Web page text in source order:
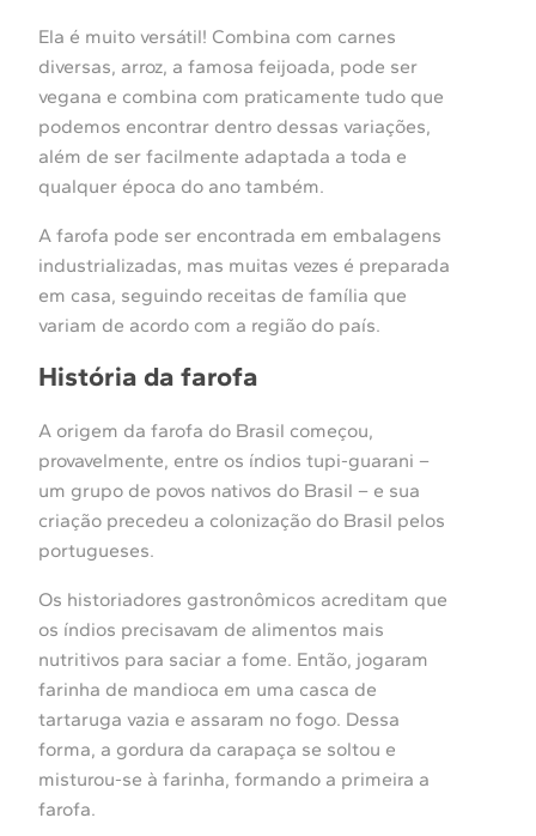
Ela é muito versátil! Combina com carnes
diversas, arroz, a famosa feijoada, pode ser
vegana e combina com praticamente tudo que
podemos encontrar dentro dessas variações,
além de ser facilmente adaptada a toda e
qualquer época do ano também.
A farofa pode ser encontrada em embalagens
industrializadas, mas muitas vezes é preparada
em casa, seguindo receitas de família que
variam de acordo com a região do país.
História da farofa
A origem da farofa do Brasil começou,
provavelmente, entre os índios tupi-guarani –
um grupo de povos nativos do Brasil – e sua
criação precedeu a colonização do Brasil pelos
portugueses.
Os historiadores gastronômicos acreditam que
os índios precisavam de alimentos mais
nutritivos para saciar a fome. Então, jogaram
farinha de mandioca em uma casca de
tartaruga vazia e assaram no fogo. Dessa
forma, a gordura da carapaça se soltou e
misturou-se à farinha, formando a primeira a
farofa.